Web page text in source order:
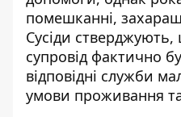
помешканні,
Сусіди
супровід фактично
відповідні служби
умови проживання